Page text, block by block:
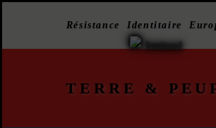
Résistance Identitaire
TERRE &